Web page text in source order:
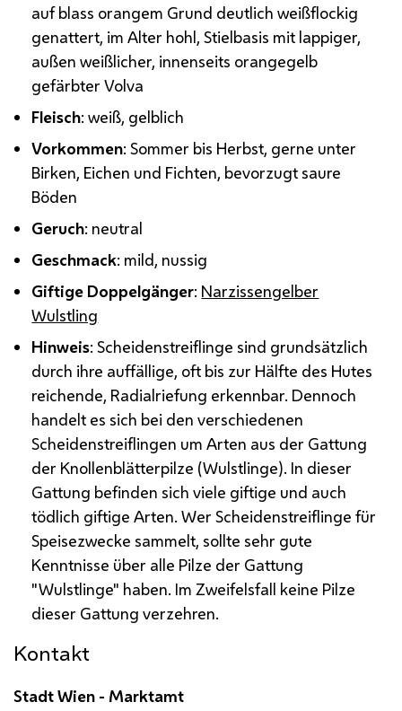
auf blass orangem Grund deutlich weißflockig
genattert, im Alter hohl, Stielbasis mit lappiger,
außen weißlicher, innenseits orangegelb
gefärbter Volva
Fleisch: weiß, gelblich
Vorkommen: Sommer bis Herbst, gerne unter
Birken, Eichen und Fichten, bevorzugt saure
Böden
Geruch: neutral
Geschmack: mild, nussig
Giftige Doppelgänger: Narzissengelber
Wulstling
Hinweis: Scheidenstreiflinge sind grundsätzlich
durch ihre auffällige, oft bis zur Hälfte des Hutes
reichende, Radialriefung erkennbar. Dennoch
handelt es sich bei den verschiedenen
Scheidenstreiflingen um Arten aus der Gattung
der Knollenblätterpilze (Wulstlinge). In dieser
Gattung befinden sich viele giftige und auch
tödlich giftige Arten. Wer Scheidenstreiflinge für
Speisezwecke sammelt, sollte sehr gute
Kenntnisse über alle Pilze der Gattung
"Wulstlinge" haben. Im Zweifelsfall keine Pilze
dieser Gattung verzehren.
Kontakt
Stadt Wien - Marktamt